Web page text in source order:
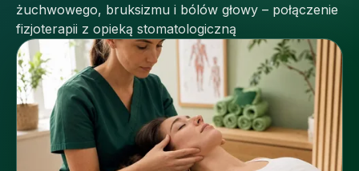
żuchwowego, bruksizmu i bólów głowy – połączenie
fizjoterapii z opieką stomatologiczną